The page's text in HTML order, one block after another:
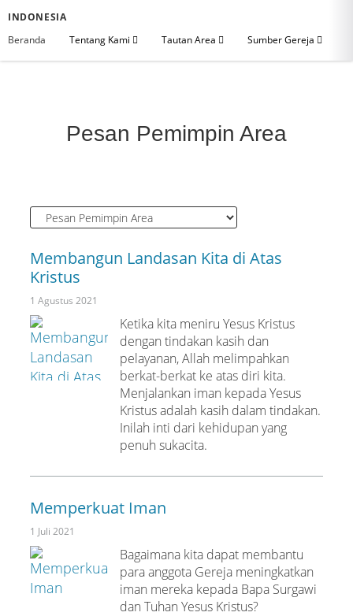
INDONESIA
Beranda
Tentang Kami Tautan Area Sumber Gereja
Pesan Pemimpin Area
Membangun Landasan Kita di Atas
Kristus
1 Agustus 2021
Ketika kita meniru Yesus Kristus
dengan tindakan kasih dan
pelayanan, Allah melimpahkan
berkat-berkat ke atas diri kita.
Menjalankan iman kepada Yesus
Kristus adalah kasih dalam tindakan.
Inilah inti dari kehidupan yang
penuh sukacita.
Memperkuat Iman
1 Juli 2021
Bagaimana kita dapat membantu
para anggota Gereja meningkatkan
iman mereka kepada Bapa Surgawi
dan Tuhan Yesus Kristus?